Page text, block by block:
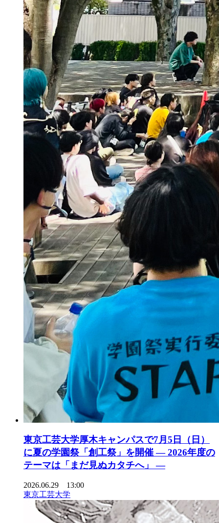
東京工芸大学厚木キャンパスで7月5日（日）
に夏の学園祭「創工祭」を開催 ― 2026年度の
テーマは「まだ見ぬカタチへ」 ―
2026.06.29 13:00
東京工芸大学